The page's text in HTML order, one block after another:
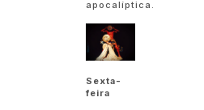
apocalíptica.
Sexta-
feira